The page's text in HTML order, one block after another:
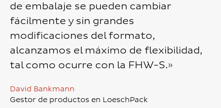
de embalaje se pueden cambiar
fácilmente y sin grandes
modificaciones del formato,
alcanzamos el máximo de flexibilidad,
tal como ocurre con la FHW-S.»
David Bankmann
Gestor de productos en LoeschPack